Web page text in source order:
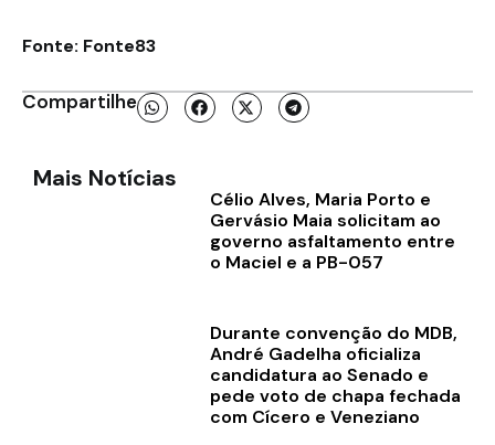
Fonte: Fonte83
Compartilhe
Mais Notícias
Célio Alves, Maria Porto e
Gervásio Maia solicitam ao
governo asfaltamento entre
o Maciel e a PB-057
Durante convenção do MDB,
André Gadelha oficializa
candidatura ao Senado e
pede voto de chapa fechada
com Cícero e Veneziano